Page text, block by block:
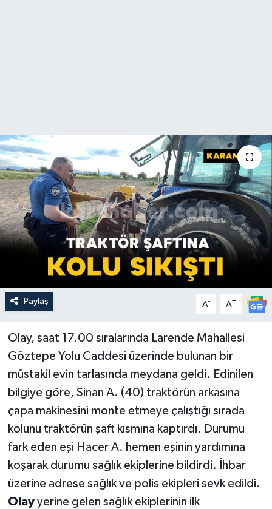
Paylaş A- A+
Olay, saat 17.00 sıralarında Larende Mahallesi
Göztepe Yolu Caddesi üzerinde bulunan bir
müstakil evin tarlasında meydana geldi. Edinilen
bilgiye göre, Sinan A. (40) traktörün arkasına
çapa makinesini monte etmeye çalıştığı sırada
kolunu traktörün şaft kısmına kaptırdı. Durumu
fark eden eşi Hacer A. hemen eşinin yardımına
koşarak durumu sağlık ekiplerine bildirdi. İhbar
üzerine adrese sağlık ve polis ekipleri sevk edildi.
Olayyerine gelen sağlık ekiplerinin ilk